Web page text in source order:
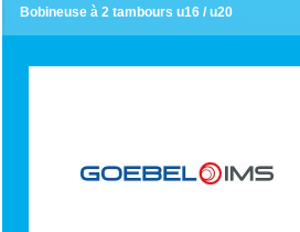
Bobineuse à 2 tambours u16 / u20